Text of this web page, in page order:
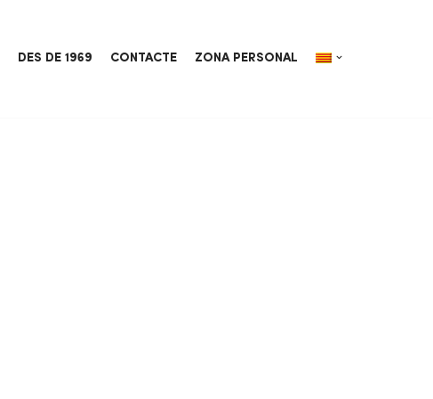
DES DE 1969 CONTACTE ZONA PERSONAL